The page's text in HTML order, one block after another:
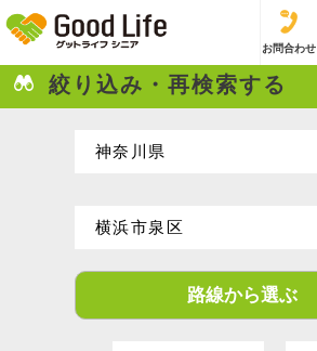
お問合わせ
絞り込み・再検索する
路線から選ぶ